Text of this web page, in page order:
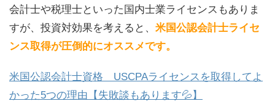
会計士や税理士といった国内士業ライセンスもありま
すが、投資対効果を考えると、 米国公認会計士ライセ
ンス取得が圧倒的にオススメです。
米国公認会計士資格 USCPAライセンスを取得してよ
かった5つの理由【失敗談もあります💦】